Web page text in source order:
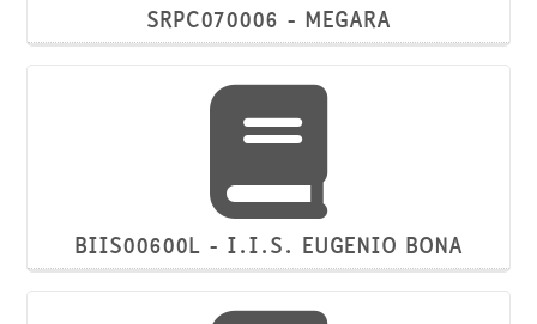
SRPC070006 - MEGARA
BIIS00600L - I.I.S. EUGENIO BONA